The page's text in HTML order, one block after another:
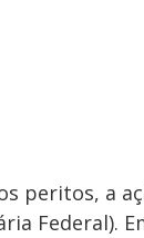
peritos, a
Federal).